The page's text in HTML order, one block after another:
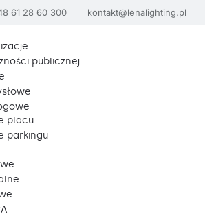
61 28 60 300 kontakt@lenalighting.pl
publicznej
placu
parkingu